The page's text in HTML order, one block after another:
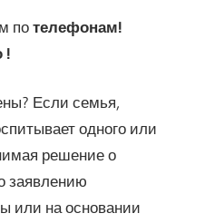
потелефонам!
!
Если семья,
одного или
решение о
заявлению
или на основании